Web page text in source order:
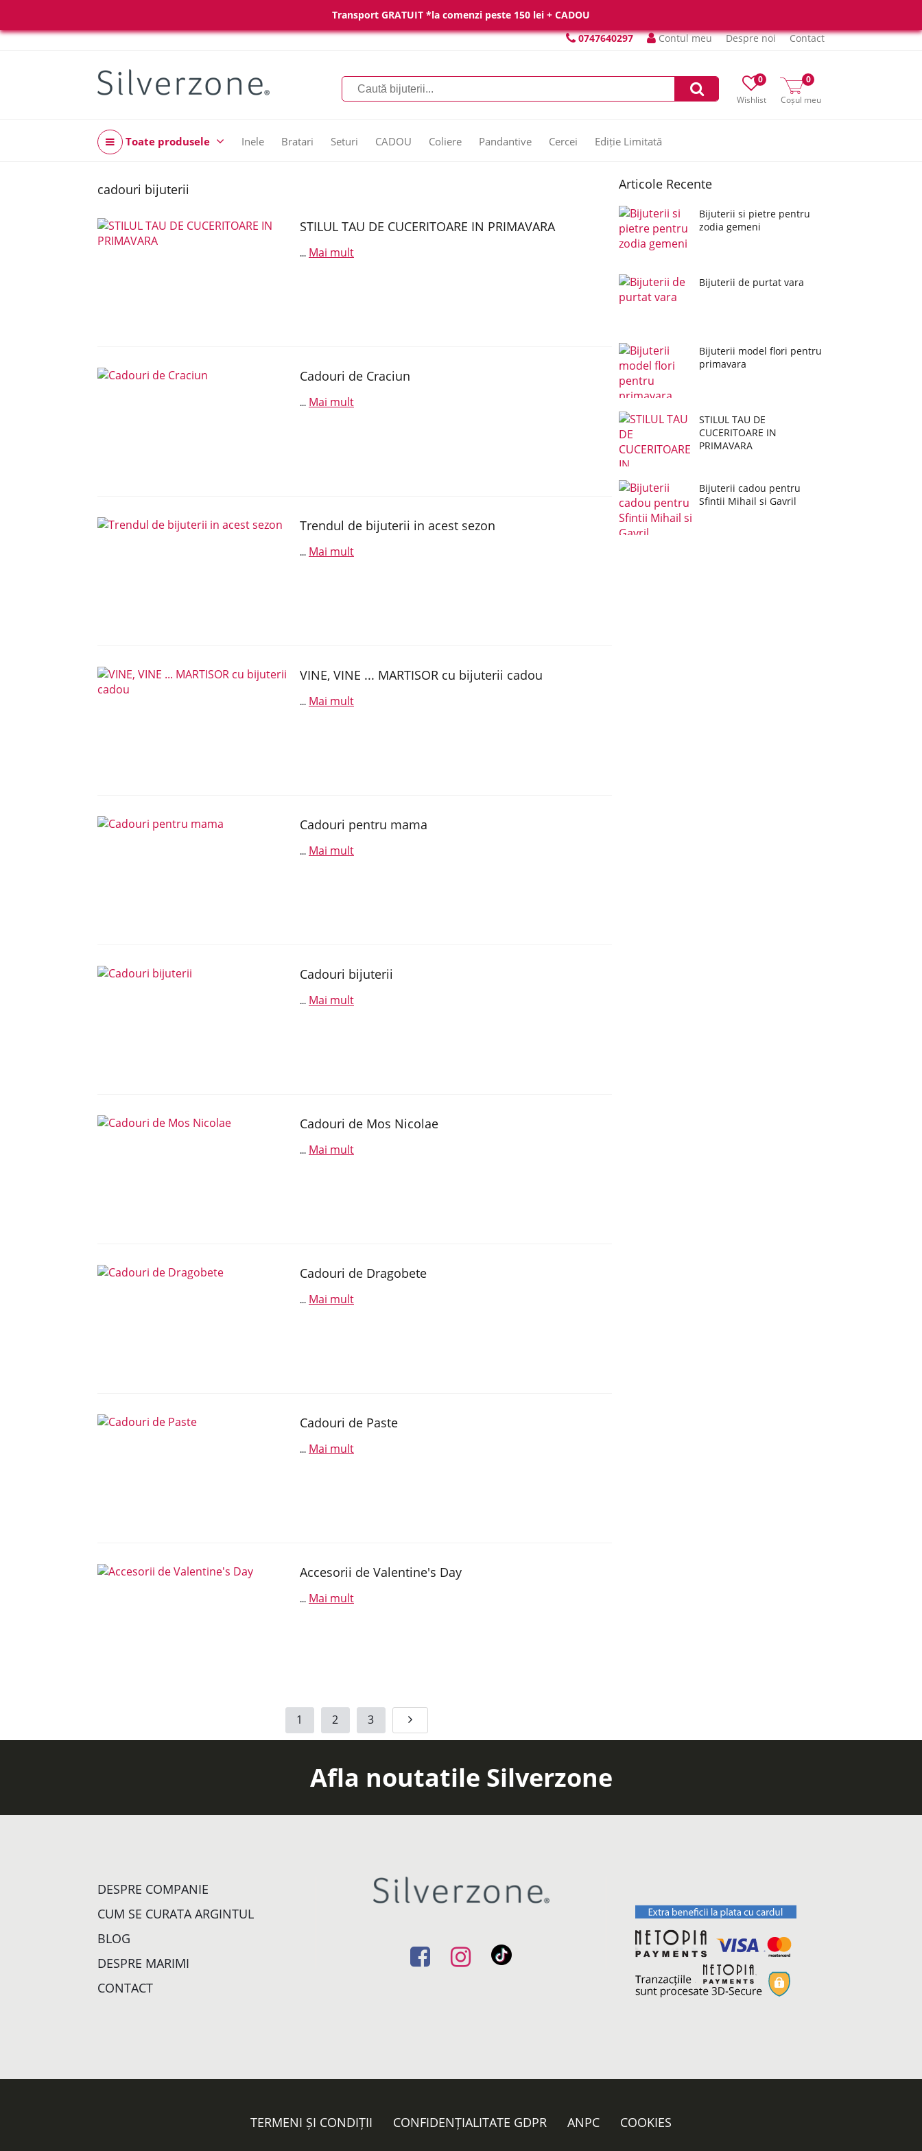
Transport GRATUIT *la comenzi peste 150 lei + CADOU
0747640297
Contul meu Despre noi Contact
Wishlist
0
Coșul meu
0
Toate produsele Inele Bratari Seturi CADOU Coliere Pandantive Cercei Ediție Limitată
cadouri bijuterii
STILUL TAU DE CUCERITOARE IN PRIMAVARA
... Mai mult
Cadouri de Craciun
... Mai mult
Trendul de bijuterii in acest sezon
... Mai mult
VINE, VINE ... MARTISOR cu bijuterii cadou
... Mai mult
Cadouri pentru mama
... Mai mult
Cadouri bijuterii
... Mai mult
Cadouri de Mos Nicolae
... Mai mult
Cadouri de Dragobete
... Mai mult
Cadouri de Paste
... Mai mult
Accesorii de Valentine's Day
... Mai mult
1 2 3
Articole Recente
Bijuterii si pietre pentru
zodia gemeni
Bijuterii de purtat vara
Bijuterii model flori pentru
primavara
STILUL TAU DE
CUCERITOARE IN
PRIMAVARA
Bijuterii cadou pentru
Sfintii Mihail si Gavril
Afla noutatile Silverzone
DESPRE COMPANIE
CUM SE CURATA ARGINTUL
BLOG
DESPRE MARIMI
CONTACT
TERMENI ȘI CONDIȚII CONFIDENȚIALITATE GDPR ANPC COOKIES